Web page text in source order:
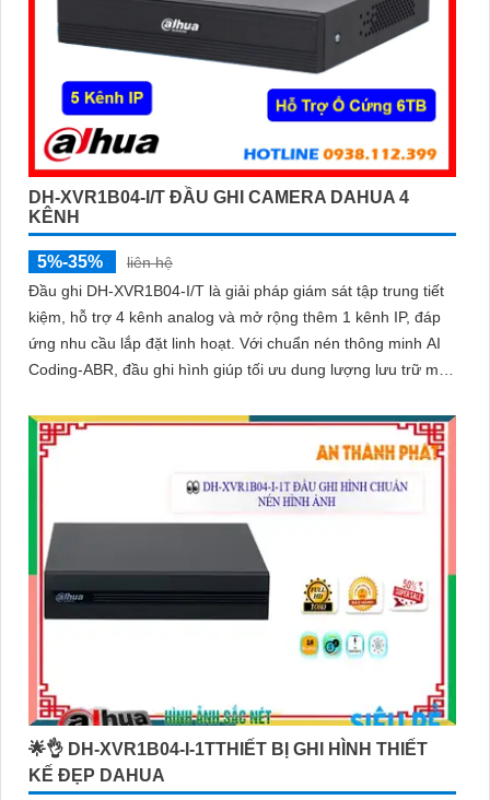
DH-XVR1B04-I/T ĐẦU GHI CAMERA DAHUA 4
KÊNH
5%-35%
liên hệ
Đầu ghi DH-XVR1B04-I/T là giải pháp giám sát tập trung tiết
kiệm, hỗ trợ 4 kênh analog và mở rộng thêm 1 kênh IP, đáp
ứng nhu cầu lắp đặt linh hoạt. Với chuẩn nén thông minh AI
Coding-ABR, đầu ghi hình giúp tối ưu dung lượng lưu trữ mà
🌟👌 DH-XVR1B04-I-1TTHIẾT BỊ GHI HÌNH THIẾT
KẾ ĐẸP DAHUA